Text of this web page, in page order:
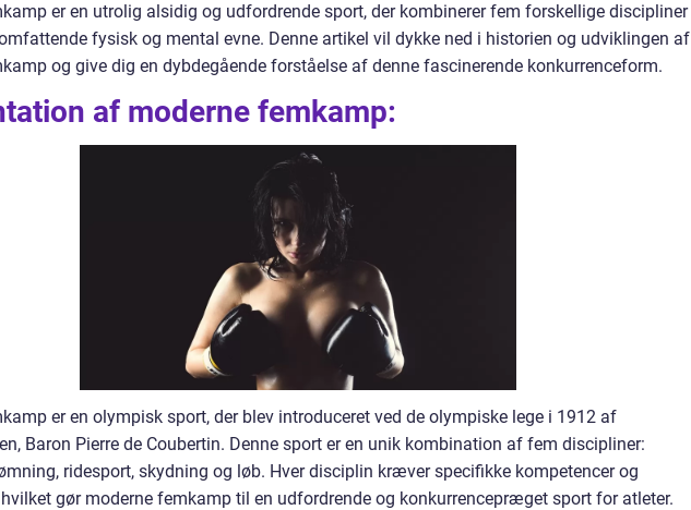
er en utrolig alsidig og udfordrende sport, der kombinerer fem forskellige discipliner
fysisk og mental evne. Denne artikel vil dykke ned i historien og udviklingen af
og give dig en dybdegående forståelse af denne fascinerende konkurrenceform.
af moderne femkamp:
er en olympisk sport, der blev introduceret ved de olympiske lege i 1912 af
Baron Pierre de Coubertin. Denne sport er en unik kombination af fem discipliner:
ridesport, skydning og løb. Hver disciplin kræver specifikke kompetencer og
gør moderne femkamp til en udfordrende og konkurrencepræget sport for atleter.